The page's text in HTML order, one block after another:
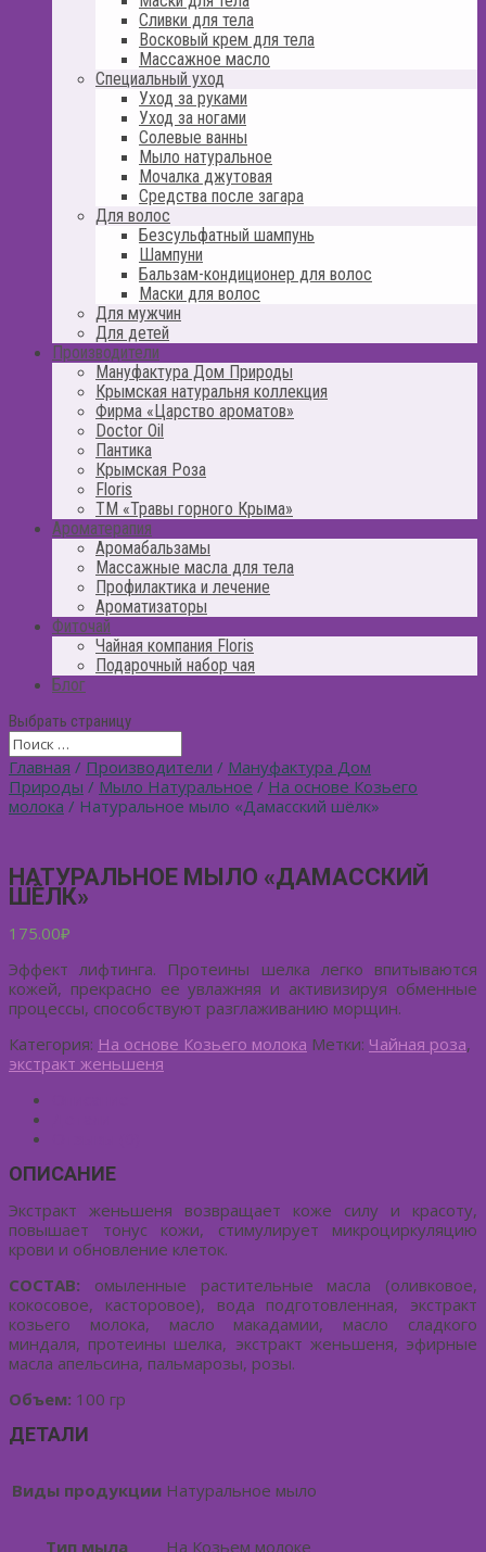
Сливки для тела
Восковый крем для тела
Массажное масло
Специальный уход
Уход за руками
Уход за ногами
Солевые ванны
Мыло натуральное
Мочалка джутовая
Средства после загара
Для волос
Безсульфатный шампунь
Шампуни
Бальзам-кондиционер для волос
Маски для волос
Для мужчин
Для детей
Производители
Мануфактура Дом Природы
Крымская натуральня коллекция
Фирма «Царство ароматов»
Doctor Oil
Пантика
Крымская Роза
Floris
ТМ «Травы горного Крыма»
Ароматерапия
Аромабальзамы
Массажные масла для тела
Профилактика и лечение
Ароматизаторы
Фиточай
Чайная компания Floris
Подарочный набор чая
Блог
Выбрать страницу
Главная / Производители / Мануфактура Дом
Природы / Мыло Натуральное / На основе Козьего
молока / Натуральное мыло «Дамасский шёлк»
НАТУРАЛЬНОЕ МЫЛО «ДАМАССКИЙ
ШЁЛК»
175.00₽
Эффект лифтинга. Протеины шелка легко впитываются
кожей, прекрасно ее увлажняя и активизируя обменные
процессы, способствуют разглаживанию морщин.
Категория: На основе Козьего молока Метки: Чайная роза,
экстракт женьшеня
ОПИСАНИЕ
Экстракт женьшеня возвращает коже силу и красоту,
повышает тонус кожи, стимулирует микроциркуляцию
крови и обновление клеток.
СОСТАВ: омыленные растительные масла (оливковое,
кокосовое, касторовое), вода подготовленная, экстракт
козьего молока, масло макадамии, масло сладкого
миндаля, протеины шелка, экстракт женьшеня, эфирные
масла апельсина, пальмарозы, розы.
Объем: 100 гр
ДЕТАЛИ
Виды продукции Натуральное мыло
Тип мыла На Козьем молоке